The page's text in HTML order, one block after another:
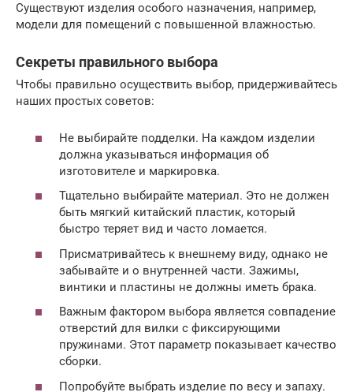
Существуют изделия особого назначения, например,
модели для помещений с повышенной влажностью.
Секреты правильного выбора
Чтобы правильно осуществить выбор, придерживайтесь
наших простых советов:
Не выбирайте подделки. На каждом изделии
должна указываться информация об
изготовителе и маркировка.
Тщательно выбирайте материал. Это не должен
быть мягкий китайский пластик, который
быстро теряет вид и часто ломается.
Присматривайтесь к внешнему виду, однако не
забывайте и о внутренней части. Зажимы,
винтики и пластины не должны иметь брака.
Важным фактором выбора является совпадение
отверстий для вилки с фиксирующими
пружинами. Этот параметр показывает качество
сборки.
Попробуйте выбрать изделие по весу и запаху.